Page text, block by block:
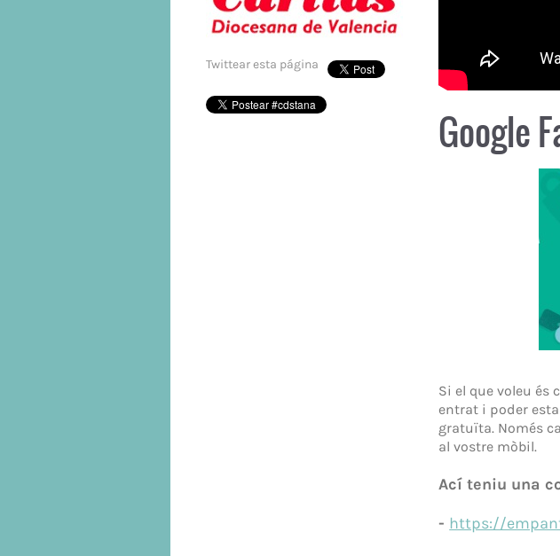
Google
Si el que voleu és
entrat i poder
gratuïta. Només
al vostre mòbil.
Ací teniu una
- https://
Twittear esta página